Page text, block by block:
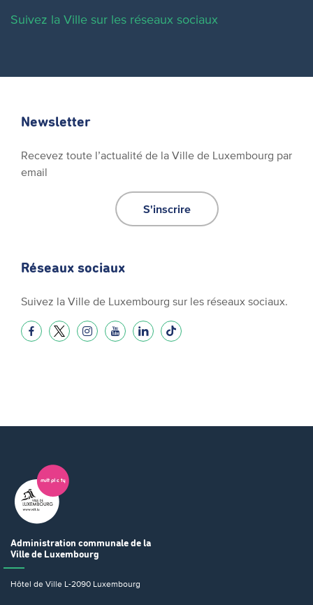
Suivez la Ville sur les réseaux sociaux
Newsletter
Recevez toute l’actualité de la Ville de Luxembourg par
email
S'inscrire
Réseaux sociaux
Suivez la Ville de Luxembourg sur les réseaux sociaux.
Administration communale de la
Ville de Luxembourg
Hôtel de Ville L-2090 Luxembourg